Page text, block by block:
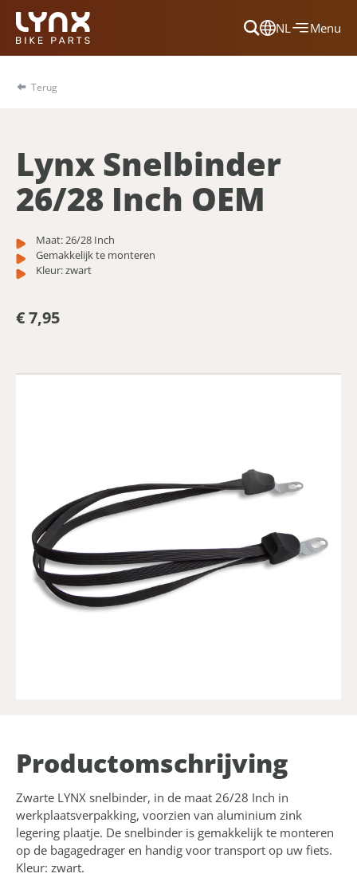
NL
Dansk
Nederlands
Menu
Terug
Lynx Snelbinder
26/28 Inch OEM
Maat: 26/28 Inch
Gemakkelijk te monteren
Kleur: zwart
€ 7,95
Product­omschrijving
Zwarte LYNX snelbinder, in de maat 26/28 Inch in
werkplaatsverpakking, voorzien van aluminium zink
legering plaatje. De snelbinder is gemakkelijk te monteren
op de bagagedrager en handig voor transport op uw fiets.
Kleur: zwart.